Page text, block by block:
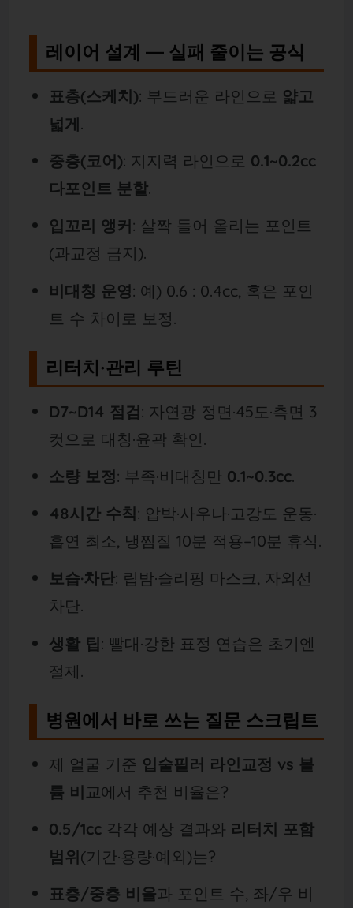
레이어 설계 — 실패 줄이는 공식
표층(스케치): 부드러운 라인으로 얇고
넓게.
중층(코어): 지지력 라인으로 0.1~0.2cc
다포인트 분할.
입꼬리 앵커 : 살짝 들어 올리는 포인트
(과교정 금지).
비대칭 운영: 예) 0.6 : 0.4cc, 혹은 포인
트 수 차이로 보정.
리터치·관리 루틴
D7~D14 점검: 자연광 정면·45도·측면 3
컷으로 대칭·윤곽 확인.
소량 보정: 부족·비대칭만 0.1~0.3cc.
48시간 수칙: 압박·사우나·고강도 운동·
흡연 최소, 냉찜질 10분 적용–10분 휴식.
보습·차단: 립밤·슬리핑 마스크, 자외선
차단.
생활 팁: 빨대·강한 표정 연습은 초기엔
절제.
병원에서 바로 쓰는 질문 스크립트
제 얼굴 기준 입술필러 라인교정 vs 볼
륨 비교에서 추천 비율은?
0.5/1cc각각 예상 결과와 리터치 포함
범위(기간·용량·예외)는?
표층/중층 비율과 포인트 수, 좌/우 비